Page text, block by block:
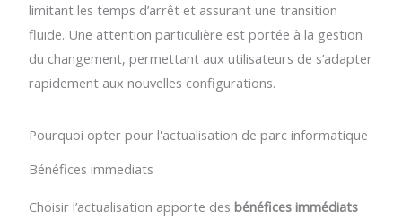
limitant les temps d’arrêt et assurant une transition
fluide. Une attention particulière est portée à la gestion
du changement, permettant aux utilisateurs de s’adapter
rapidement aux nouvelles configurations.
Pourquoi opter pour l'actualisation de parc informatique
Bénéfices immediats
Choisir l’actualisation apporte desbénéfices immédiats